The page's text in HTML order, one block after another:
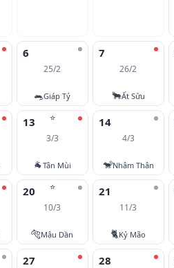
6
25/2
🐀Giáp Tý
7
26/2
🐂Ất Sửu
⭐
13
3/3
🐐Tân Mùi
14
4/3
🐒Nhâm Thân
⭐
20
10/3
🐅Mậu Dần
21
11/3
🐈Kỷ Mão
27 28